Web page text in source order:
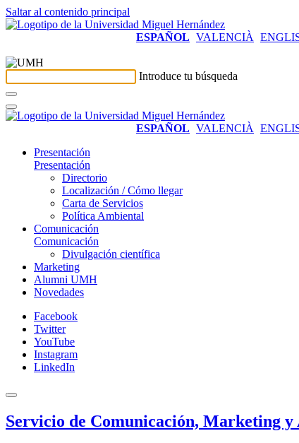
Saltar al contenido principal
ESPAÑOL VALENCIÀ
Introduce tu búsqueda
ESPAÑOL VALENCIÀ
Presentación
Presentación
Directorio
Localización / Cómo llegar
Carta de Servicios
Política Ambiental
Comunicación
Comunicación
Divulgación científica
Marketing
Alumni UMH
Novedades
Facebook
Twitter
YouTube
Instagram
LinkedIn
Servicio de Comunicación, Marketing